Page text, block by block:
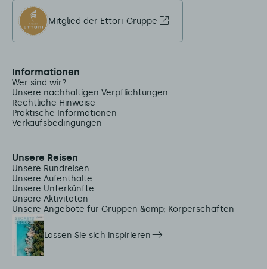
Mitglied der Ettori-Gruppe
Informationen
Wer sind wir?
Unsere nachhaltigen Verpflichtungen
Rechtliche Hinweise
Praktische Informationen
Verkaufsbedingungen
Unsere Reisen
Unsere Rundreisen
Unsere Aufenthalte
Unsere Unterkünfte
Unsere Aktivitäten
Unsere Angebote für Gruppen &amp; Körperschaften
Lassen Sie sich inspirieren